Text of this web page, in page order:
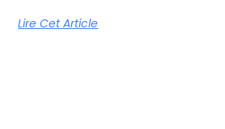
Lire Cet Article